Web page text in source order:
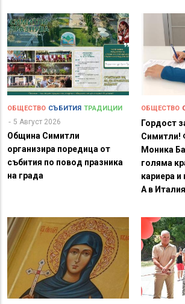
ОБЩЕСТВО СЪБИТИЯ ТРАДИЦИИ
5 Август 2026
Община Симитли
организира поредица от
събития по повод празника
на града
ОБЩЕСТВО
Гордост
Симитли!
Моника
голяма
кариера и
А в Италия